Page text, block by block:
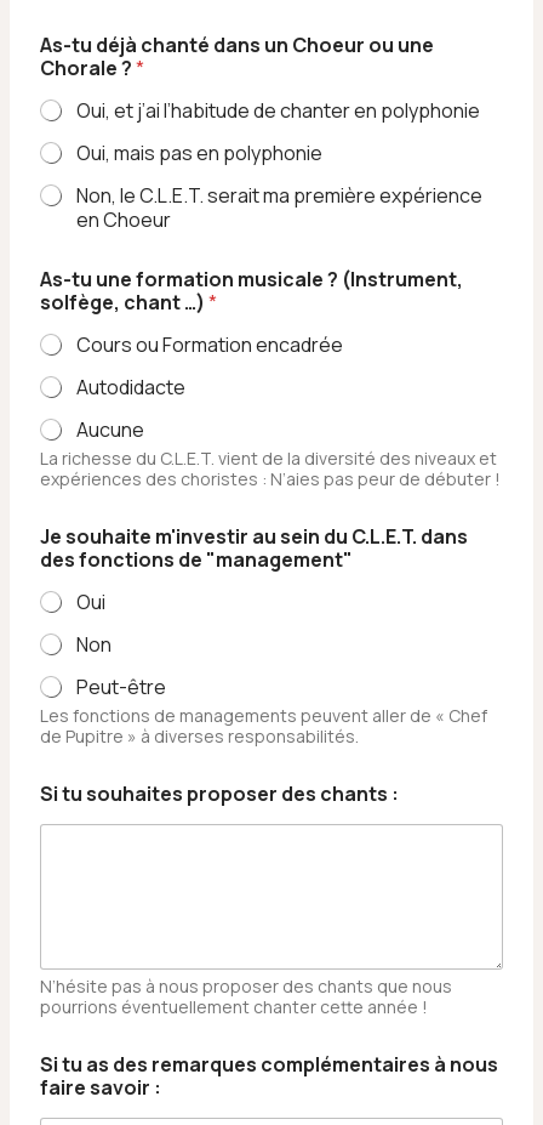
As-tu déjà chanté dans un Choeur ou une
Chorale ?*
Oui, et j’ai l’habitude de chanter en polyphonie
Oui, mais pas en polyphonie
Non, le C.L.E.T. serait ma première expérience
en Choeur
As-tu une formation musicale ? (Instrument,
solfège, chant …) *
Cours ou Formation encadrée
Autodidacte
Aucune
La richesse du C.L.E.T. vient de la diversité des niveaux et
expériences des choristes : N’aies pas peur de débuter !
Je souhaite m'investir au sein du C.L.E.T. dans
des fonctions de "management"
Oui
Non
Peut-être
Les fonctions de managements peuvent aller de « Chef
de Pupitre » à diverses responsabilités.
Si tu souhaites proposer des chants :
N’hésite pas à nous proposer des chants que nous
pourrions éventuellement chanter cette année !
r
o
p
Si tu as des remarques complémentaires à nous
faire savoir :